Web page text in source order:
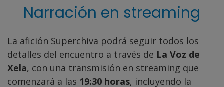
Narración en streaming
La afición Superchiva podrá seguir todos los
detalles del encuentro a través de La Voz de
Xela, con una transmisión en streaming que
comenzará a las 19:30 horas, incluyendo la